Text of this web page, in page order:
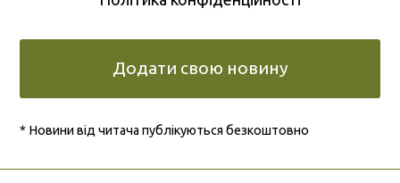
Додати свою новину
* Новини від читача публікуються безкоштовно